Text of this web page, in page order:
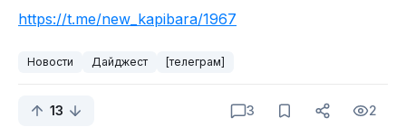
https://t.me/new_kapibara/1967
Новости Дайджест [телеграм]
13 3 2